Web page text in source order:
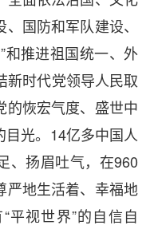
国防和军队建设、
和推进祖国统一、外
新时代党领导人民取
的恢宏气度、盛世中
光。14亿多中国人
、扬眉吐气，在960
严地生活着、幸福地
平视世界”的自信自